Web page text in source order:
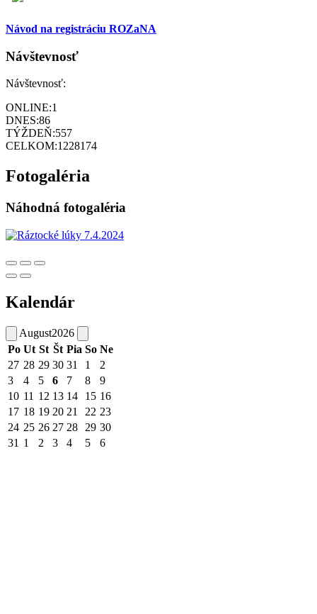
Návod na registráciu ROZaNA
Návštevnosť
Návštevnosť:
ONLINE:1
DNES:86
TÝŽDEŇ:557
CELKOM:1228174
Fotogaléria
Náhodná fotogaléria
Kalendár
August2026
Po Ut St Št Pia So Ne
27 28 29 30 31 1
2
3
4 5 6 7 8
9
10 11 12 13 14 15 16
17 18 19 20 21 22 23
24 25 26 27 28 29 30
31 1 2 3 4 5 6